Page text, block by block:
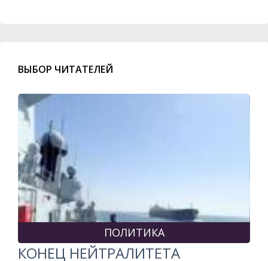
ВЫБОР ЧИТАТЕЛЕЙ
ПОЛИТИКА
КОНЕЦ НЕЙТРАЛИТЕТА